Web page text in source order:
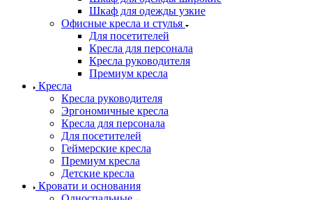
Шкаф для одежды узкие
Офисные кресла и стулья
Для посетителей
Кресла для персонала
Кресла руководителя
Премиум кресла
Кресла
Кресла руководителя
Эргономичные кресла
Кресла для персонала
Для посетителей
Геймерские кресла
Премиум кресла
Детские кресла
Кровати и основания